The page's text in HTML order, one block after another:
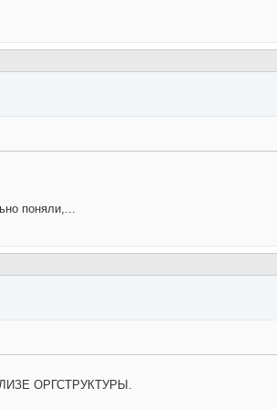
поняли,...
ОРГСТРУКТУРЫ.